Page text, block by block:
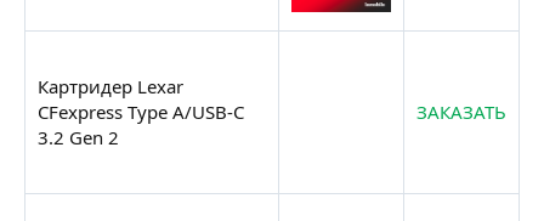
Картридер Lexar
CFexpress Type A/USB-C
3.2 Gen 2
ЗАКАЗАТЬ